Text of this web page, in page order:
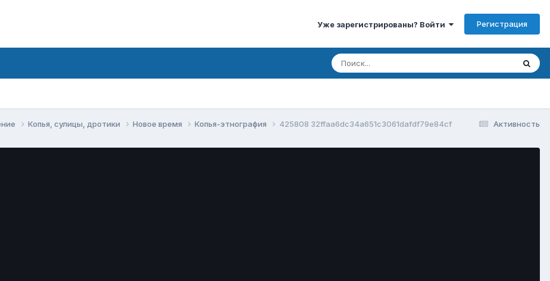
Уже зарегистрированы? Войти Регистрация
Активность
Копья, сулицы, дротики Новое время Копья-этнография 425808 32ffaa6dc34a651c3061dafdf79e84cf